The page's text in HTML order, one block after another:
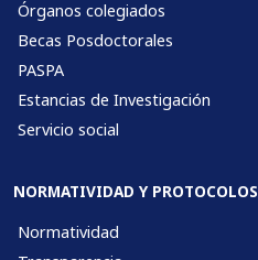
Órganos colegiados
Becas Posdoctorales
PASPA
Estancias de Investigación
Servicio social
NORMATIVIDAD Y PROTOCOLOS
Normatividad